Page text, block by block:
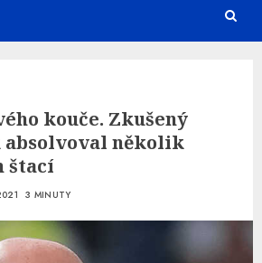
kouče. Zkušený
několik
štací
3 MINUTY